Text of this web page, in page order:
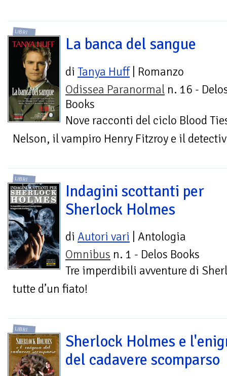
LIBRI
La banca del sangue
di Tanya Huff| Romanzo
Odissea Paranormal n. 16 -
Books
Nove racconti del ciclo Blood
Nelson, il vampiro Henry Fitzroy e il
LIBRI
Indagini scottanti per
Sherlock Holmes
di Autori vari | Antologia
Omnibus n. 1 - Delos Books
Tre imperdibili avventure di
tutte d’un fiato!
LIBRI
Sherlock Holmes e
del cadavere scomparso